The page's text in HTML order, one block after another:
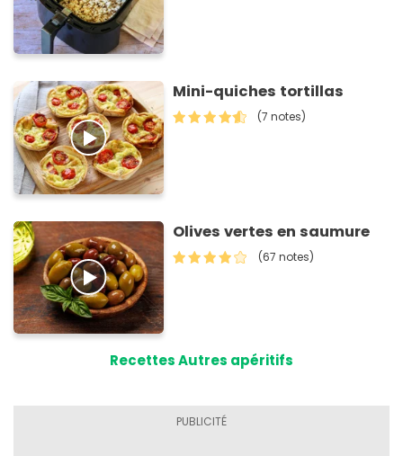
Mini-quiches tortillas
(7 notes)
Olives vertes en saumure
(67 notes)
Recettes Autres apéritifs